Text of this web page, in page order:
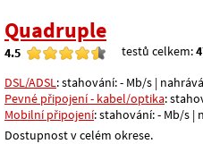
Quadruple
4.5 testů celkem:
DSL/ADSL: stahování: - Mb/s |
Pevné připojení - kabel/optika:
Mobilní připojení: stahování: - Mb/s |
Dostupnost v celém okrese.